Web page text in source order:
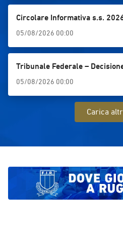
punto d’incontro tra
crescita personale.Classifica
maschile1.⁠ ⁠Università di
(Portogallo)2.⁠ ⁠Università di
Catalogna (Spagna)4.⁠ ⁠CUS
⁠Università di Aquisgrana
(Germania)6.⁠ ⁠Università di
(Turchia)7.⁠ ⁠Università del
femminile1.⁠ ⁠Università di
(Francia)3.⁠ ⁠Università di
(Spagna)4.⁠ ⁠Università di
(Austria)5.⁠ ⁠Università di
Circolare Informativa s.s.
05/08/2026 00:00
Tribunale Federale –
05/08/2026 00:00
Carica